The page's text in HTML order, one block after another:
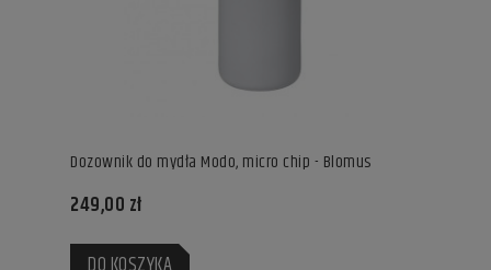
Dozownik do mydła Modo, micro chip - Blomus
249,00 zł